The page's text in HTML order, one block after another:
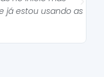
já estou usando as